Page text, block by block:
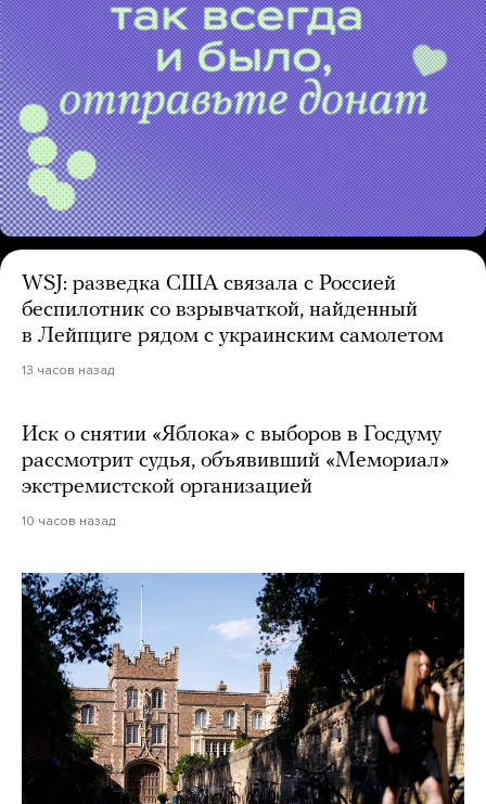
WSJ: разведка США связала с Россией
беспилотник со взрывчаткой, найденный
в Лейпциге рядом с украинским самолетом
13 часов назад
Иск о снятии «Яблока» с выборов в Госдуму
рассмотрит судья, объявивший «Мемориал»
экстремистской организацией
10 часов назад